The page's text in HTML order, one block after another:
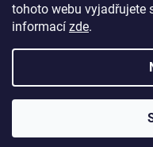
tohoto webu vyjadřujete
informací zde.
Copyright 2026